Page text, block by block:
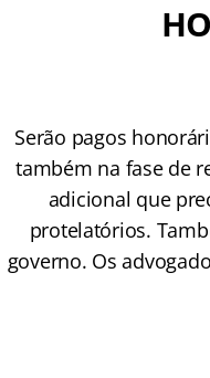
Serão pagos
também na fase de
adicional que
protelatórios.
governo. Os